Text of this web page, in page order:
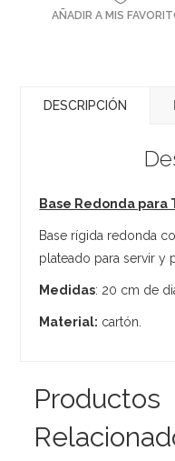
AÑADIR A MIS
DESCRIPCIÓN
Base Redonda para
Base rígida redonda
plateado para servir y
Medidas: 20 cm de
Material: cartón.
Productos